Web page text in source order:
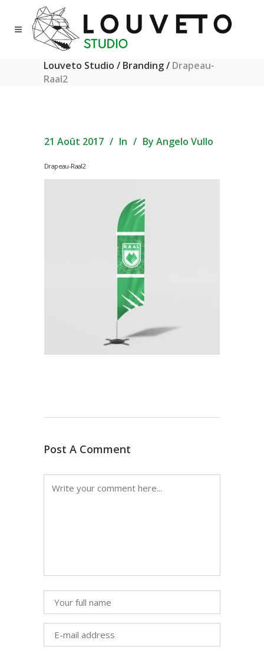
Louveto Studio / Branding/ Drapeau-
Raal2
21 Août 2017 In By Angelo Vullo
Drapeau-Raal2
Post A Comment